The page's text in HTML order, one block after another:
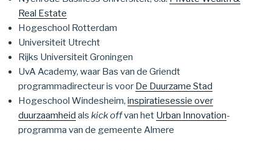
Real Estate
Hogeschool Rotterdam
Universiteit Utrecht
Rijks Universiteit Groningen
UvA Academy, waar Bas van de Griendt
programmadirecteur is voor De Duurzame Stad
Hogeschool Windesheim, inspiratiesessie over
duurzaamheid als kick offvan het Urban Innovation-
programma van de gemeente Almere